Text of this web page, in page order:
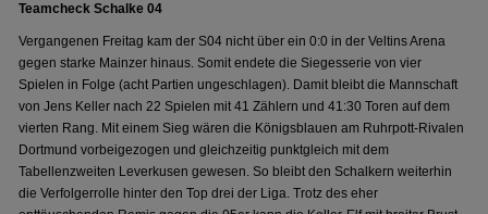
Teamcheck Schalke 04
Vergangenen Freitag kam der S04 nicht über ein 0:0 in der Veltins Arena
gegen starke Mainzer hinaus. Somit endete die Siegesserie von vier
Spielen in Folge (acht Partien ungeschlagen). Damit bleibt die Mannschaft
von Jens Keller nach 22 Spielen mit 41 Zählern und 41:30 Toren auf dem
vierten Rang. Mit einem Sieg wären die Königsblauen am Ruhrpott-Rivalen
Dortmund vorbeigezogen und gleichzeitig punktgleich mit dem
Tabellenzweiten Leverkusen gewesen. So bleibt den Schalkern weiterhin
die Verfolgerrolle hinter den Top drei der Liga. Trotz des eher